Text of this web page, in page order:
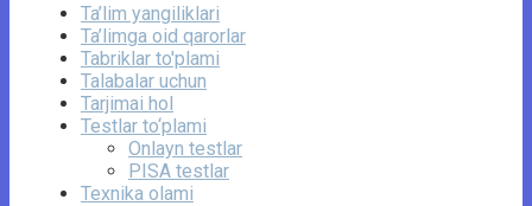
Ta’lim yangiliklari
Ta’limga oid qarorlar
Tabriklar to'plami
Talabalar uchun
Tarjimai hol
Testlar to‘plami
Onlayn testlar
PISA testlar
Texnika olami